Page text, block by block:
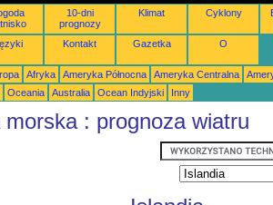
10-dni
prognozy
Klimat Cyklony
Kontakt Gazetka O
Afryka Ameryka Północna Ameryka Centralna
Oceania Australia Ocean Indyjski Inny
morska : prognoza wiatru